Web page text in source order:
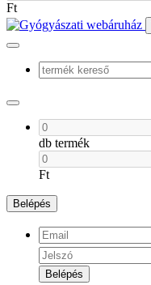
Ft
db termék
Ft
Belépés
Belépés